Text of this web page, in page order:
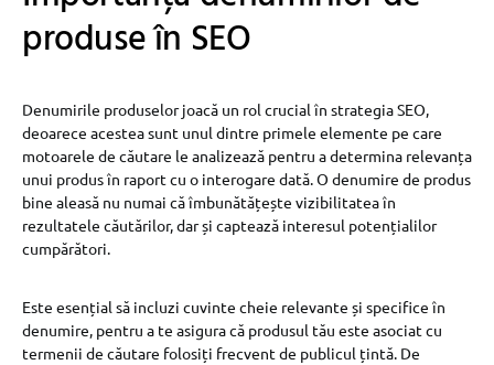
produse în SEO
Denumirile produselor joacă un rol crucial în strategia SEO,
deoarece acestea sunt unul dintre primele elemente pe care
motoarele de căutare le analizează pentru a determina relevanța
unui produs în raport cu o interogare dată. O denumire de produs
bine aleasă nu numai că îmbunătățește vizibilitatea în
rezultatele căutărilor, dar și captează interesul potențialilor
cumpărători.
Este esențial să incluzi cuvinte cheie relevante și specifice în
denumire, pentru a te asigura că produsul tău este asociat cu
termenii de căutare folosiți frecvent de publicul țintă. De